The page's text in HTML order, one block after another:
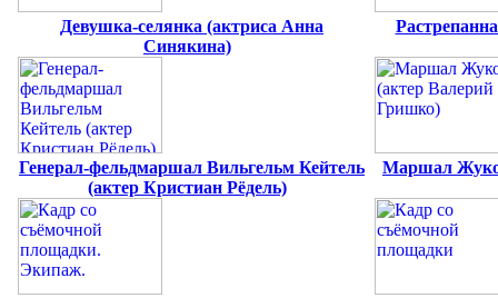
Девушка-селянка (актриса Анна
Синякина)
Генерал-фельдмаршал Вильгельм Кейтель
(актер Кристиан Рёдель)
Маршал